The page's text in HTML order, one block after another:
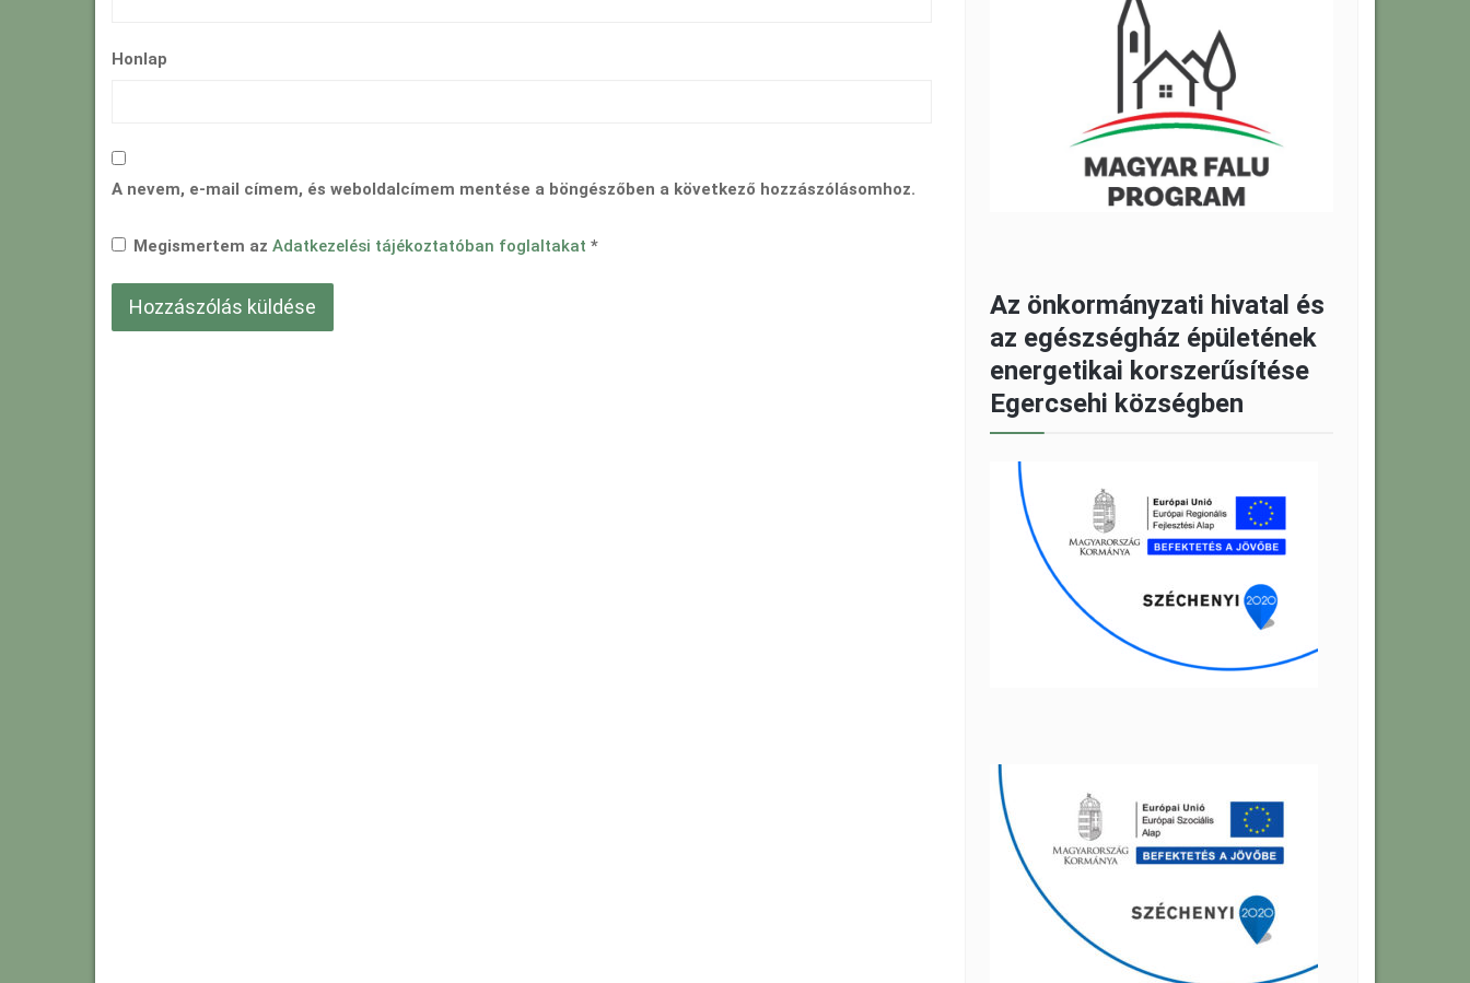
Honlap
A nevem, e-mail címem, és weboldalcímem mentése a böngészőben a következő hozzászólásomhoz.
Megismertem az Adatkezelési tájékoztatóban foglaltakat *
Az önkormányzati hivatal és
az egészségház épületének
energetikai korszerűsítése
Egercsehi községben